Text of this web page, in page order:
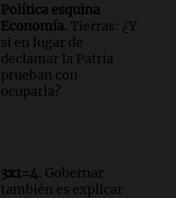
Política esquina
Economía. Tierras: ¿Y
si en lugar de
declamar la Patria
prueban con
ocuparla?
3x1=4. Gobernar
también es explicar